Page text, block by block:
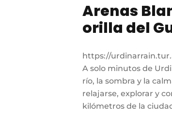
Arenas
orilla del
https://
A solo minutos de
río, la sombra y la
relajarse, explorar y
kilómetros de la